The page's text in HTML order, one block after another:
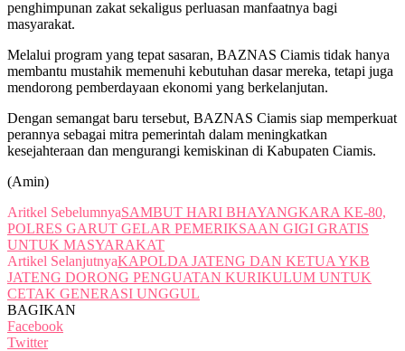
penghimpunan zakat sekaligus perluasan manfaatnya bagi
masyarakat.
Melalui program yang tepat sasaran, BAZNAS Ciamis tidak hanya
membantu mustahik memenuhi kebutuhan dasar mereka, tetapi juga
mendorong pemberdayaan ekonomi yang berkelanjutan.
Dengan semangat baru tersebut, BAZNAS Ciamis siap memperkuat
perannya sebagai mitra pemerintah dalam meningkatkan
kesejahteraan dan mengurangi kemiskinan di Kabupaten Ciamis.
(Amin)
Aritkel SebelumnyaSAMBUT HARI BHAYANGKARA KE-80,
POLRES GARUT GELAR PEMERIKSAAN GIGI GRATIS
UNTUK MASYARAKAT
Artikel SelanjutnyaKAPOLDA JATENG DAN KETUA YKB
JATENG DORONG PENGUATAN KURIKULUM UNTUK
CETAK GENERASI UNGGUL
BAGIKAN
Facebook
Twitter